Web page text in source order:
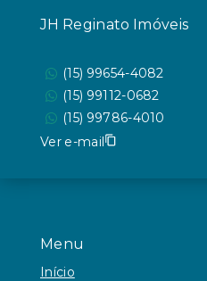
Menu
Início
JH Reginato Imóveis
(15) 99654-4082
(15) 99112-0682
(15) 99786-4010
Ver e-mail